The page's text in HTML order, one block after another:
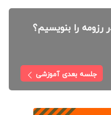
را بنویسیم؟
جلسه بعدی آموزشی